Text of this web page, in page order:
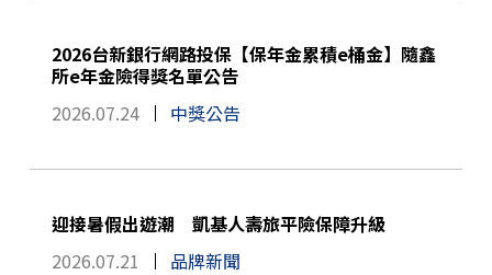
2026台新銀行網路投保【保年金累積e桶金】隨鑫
所e年金險得獎名單公告
2026.07.24
中獎公告
迎接暑假出遊潮 凱基人壽旅平險保障升級
2026.07.21
品牌新聞